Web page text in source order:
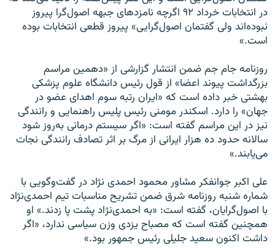
در انتخابات خرداد ۹۲ اگرچه نامزدهای جبهه اصول‌گرا پیروز
نبوده‌اند ولی گفتمان اصول‌گرایی» پیروز قطعی انتخابات بوده
است.»
روزنامه جام جم ضمن انتشار گزارشی از «دهمین مراسم
بزرگداشت پیوند اعضا» از قول رئیس دانشگاه علوم پزشکی
بهشتی خبر داده است که «ایران رتبه سوم اهدای عضو در
جهان» را دارد. اسکندر مومنی رئیس پلیس راهنمایی و رانندگی
نیز در این مراسم گفته است: «اگر سیستم درمانی به‌روز شود
سالانه حدود ده هزار ایرانی از مرگ بر اثر تصادف رانندگی نجات
می‌یابند.»
علی اکبر جوانفکر مشاور محمود احمدی نژاد در گفت‌وگویی با
شماره شنبه روزنامه شرق ضمن تشریح مناسبات تیم احمدی‌نژاد
با اصول‌گرایان، گفته است: «به ﺍحمدی‌نژﺍد پشت پا زدند.» او
همچنین گفته است که مصباح یزدی وزن سیاسی ندارد، «اگر
داشت اکنون سعید جلیلی رئیس جمهور بود.»